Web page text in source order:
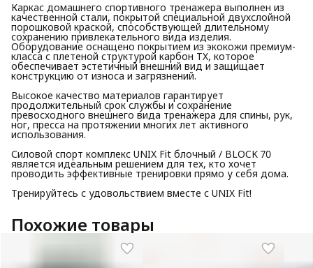
Каркас домашнего спортивного тренажера выполнен из
качественной стали, покрытой специальной двухслойной
порошковой краской, способствующей длительному
сохранению привлекательного вида изделия.
Оборудование оснащено покрытием из экокожи премиум-
класса с плетеной структурой карбон TX, которое
обеспечивает эстетичный внешний вид и защищает
конструкцию от износа и загрязнений.
Высокое качество материалов гарантирует
продолжительный срок службы и сохранение
превосходного внешнего вида тренажера для спины, рук,
ног, пресса на протяжении многих лет активного
использования.
Силовой спорт комплекс UNIX Fit блочный / BLOCK 70
является идеальным решением для тех, кто хочет
проводить эффективные тренировки прямо у себя дома.
Тренируйтесь с удовольствием вместе с UNIX Fit!
Похожие товары